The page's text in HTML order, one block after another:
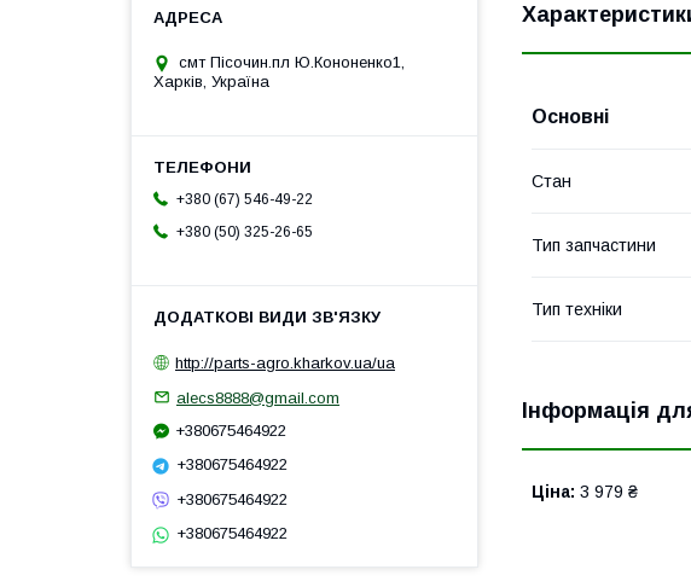
Основні
Стан
Тип запчастини
Тип техніки
Інформація
Ціна: 3 979 ₴
смт Пісочин.пл Ю.Кононенко1,
Харків, Україна
+380 (67) 546-49-22
+380 (50) 325-26-65
http://parts-agro.kharkov.ua/ua
alecs8888@gmail.com
+380675464922
+380675464922
+380675464922
+380675464922